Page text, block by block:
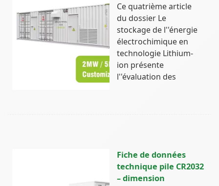
Ce quatrième article
du dossier Le
stockage de l''énergie
électrochimique en
technologie Lithium-
ion présente
l''évaluation des
Fiche de données
technique pile CR2032
– dimension